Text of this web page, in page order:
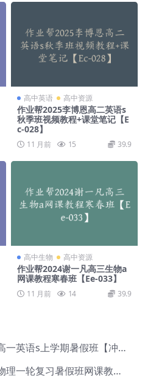
高中英语 高中资源
作业帮2025李博恩高二英语s
秋季班视频教程+课堂笔记【E
c-028】
11 月前 15 39.9
高中生物 高中资源
作业帮2024谢一凡高三生物a
网课教程寒春班【Ee-033】
11 月前 14 39.9
作业帮2026年卫宇晴高一英语s上学期暑假班【冲顶班】【Ec-003】
有道2026莫荒年高三物理一轮复习暑假班网课教程【Ef-044】